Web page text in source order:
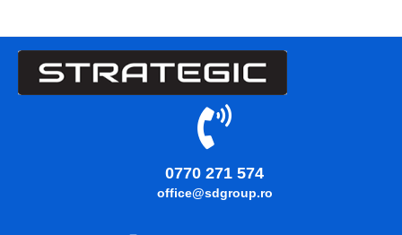
0770 271 574
office@sdgroup.ro